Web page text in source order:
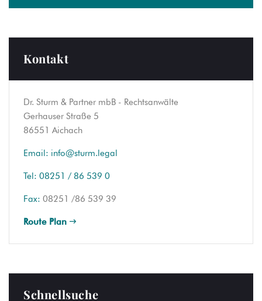
Kontakt
Dr. Sturm & Partner mbB - Rechtsanwälte
Gerhauser Straße 5
86551 Aichach
Email: info@sturm.legal
Tel: 08251 / 86 539 0
Fax: 08251 /86 539 39
Route Plan
Schnellsuche